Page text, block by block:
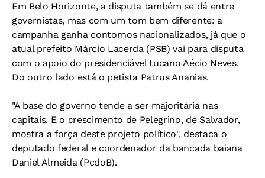
Em Belo Horizonte, a disputa também se dá entre
governistas, mas com um tom bem diferente: a
campanha ganha contornos nacionalizados, já que o
atual prefeito Márcio Lacerda (PSB) vai para disputa
com o apoio do presidenciável tucano Aécio Neves.
Do outro lado está o petista Patrus Ananias.
"A base do governo tende a ser majoritária nas
capitais. E o crescimento de Pelegrino, de Salvador,
mostra a força deste projeto político", destaca o
deputado federal e coordenador da bancada baiana
Daniel Almeida (PcdoB).